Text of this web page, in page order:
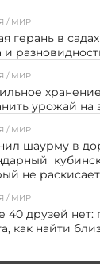
/ МИР
герань в
и
/ МИР
урожай на
/ МИР
шаурму в
не
/ МИР
40 друзей нет:
как найти